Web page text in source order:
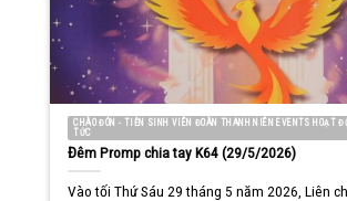
CHÀO ĐÓN - TIỄN SINH VIÊN ĐOÀN THANH NIÊN EVENTS HOẠT
TỨC
Đêm Promp chia tay K64 (29/5/2026)
Vào tối Thứ Sáu 29 tháng 5 năm 2026, Liên